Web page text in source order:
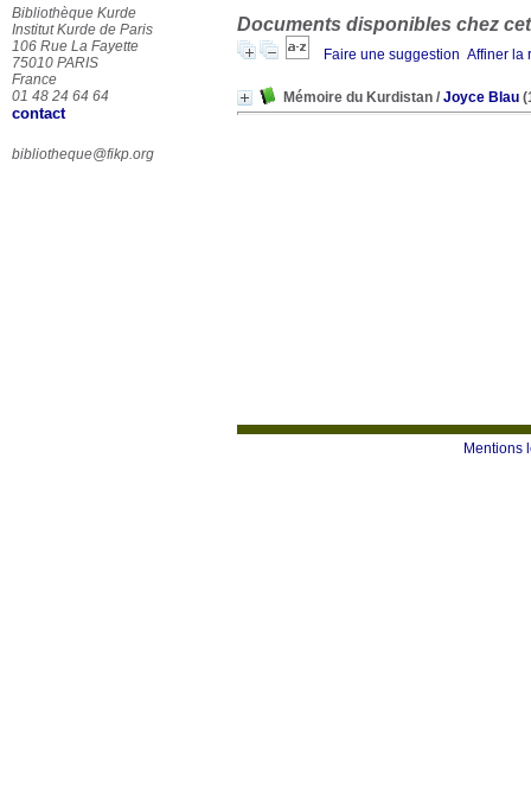
Documents disponibles chez
Faire une suggestion Affiner la
Mémoire du Kurdistan / Joyce Blau
Mentions
Bibliothèque Kurde
Institut Kurde de Paris
106 Rue La Fayette
75010 PARIS
France
01 48 24 64 64
contact
bibliotheque@fikp.org